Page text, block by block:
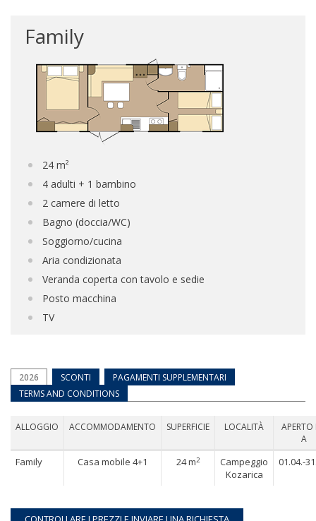
Family
24 m²
4 adulti + 1 bambino
2 camere di letto
Bagno (doccia/WC)
Soggiorno/cucina
Aria condizionata
Veranda coperta con tavolo e sedie
Posto macchina
TV
2026 SCONTI
PAGAMENTI SUPPLEMENTARI
TERMS AND CONDITIONS
ALLOGGIO ACCOMMODAMENTO SUPERFICIE LOCALITÀ
APERTO
A
Family Casa mobile 4+1 24 m2
Campeggio
Kozarica
01.04.-